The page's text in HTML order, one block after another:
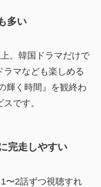
多い
。韓国ドラマだけで
ラマなども楽しめる
輝く時間』を観終わ
です。
完走しやすい
〜2話ずつ視聴すれ